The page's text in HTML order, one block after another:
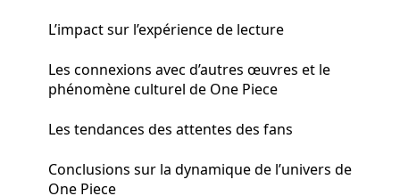
L’impact sur l’expérience de lecture
Les connexions avec d’autres œuvres et le
phénomène culturel de One Piece
Les tendances des attentes des fans
Conclusions sur la dynamique de l’univers de
One Piece